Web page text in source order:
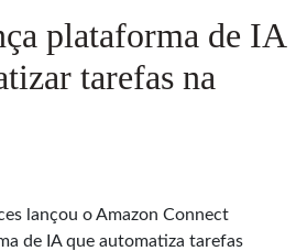
plataforma de IA
tarefas na
lançou o Amazon Connect
de IA que automatiza tarefas